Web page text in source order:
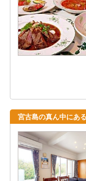
宮古島の真ん中にあ